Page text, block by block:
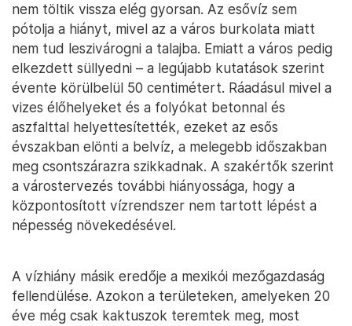
nem töltik vissza elég gyorsan. Az esővíz sem
pótolja a hiányt, mivel az a város burkolata miatt
nem tud leszivárogni a talajba. Emiatt a város pedig
elkezdett süllyedni – a legújabb kutatások szerint
évente körülbelül 50 centimétert. Ráadásul mivel a
vizes élőhelyeket és a folyókat betonnal és
aszfalttal helyettesítették, ezeket az esős
évszakban elönti a belvíz, a melegebb időszakban
meg csontszárazra szikkadnak. A szakértők szerint
a várostervezés további hiányossága, hogy a
központosított vízrendszer nem tartott lépést a
népesség növekedésével.
A vízhiány másik eredője a mexikói mezőgazdaság
fellendülése. Azokon a területeken, amelyeken 20
éve még csak kaktuszok teremtek meg, most